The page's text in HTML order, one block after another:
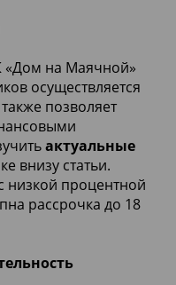
«Дом на Маячной»
осуществляется
также позволяет
актуальные
внизу статьи.
низкой процентной
рассрочка до 18